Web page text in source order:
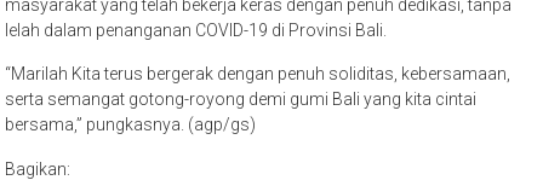
masyarakat yang telah bekerja keras dengan penuh dedikasi, tanpa
lelah dalam penanganan COVID-19 di Provinsi Bali.
“Marilah Kita terus bergerak dengan penuh soliditas, kebersamaan,
serta semangat gotong-royong demi gumi Bali yang kita cintai
bersama,” pungkasnya. (agp/gs)
Bagikan: